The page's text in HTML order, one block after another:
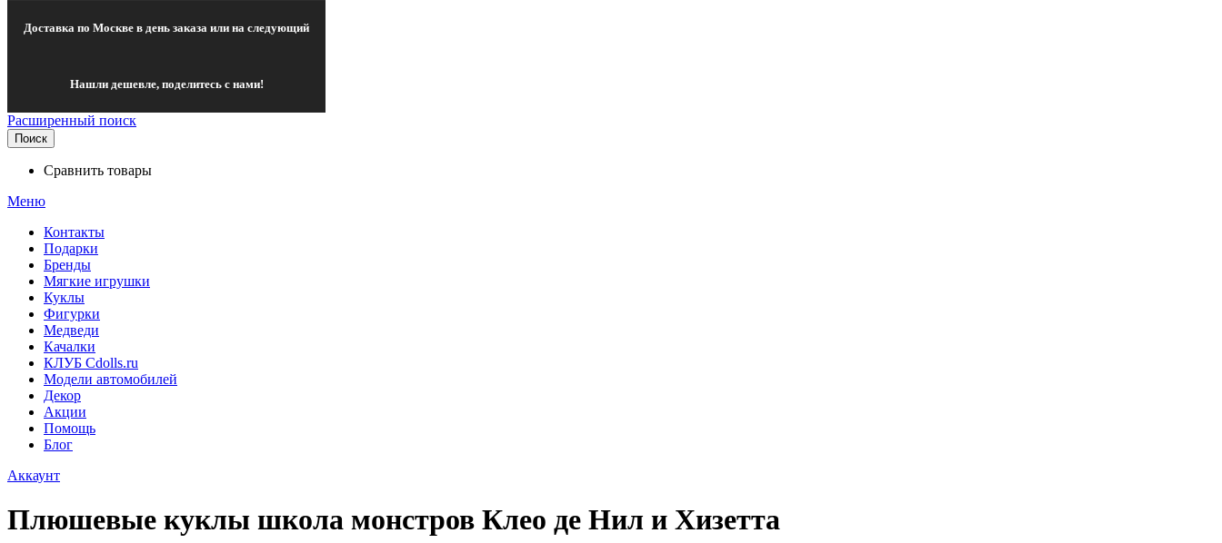
Доставка по Москве в день заказа или на следующий
Нашли дешевле, поделитесь с нами!
Расширенный поиск
Поиск
Сравнить товары
Меню
Контакты
Подарки
Бренды
Мягкие игрушки
Куклы
Фигурки
Медведи
Качалки
КЛУБ Cdolls.ru
Модели автомобилей
Декор
Акции
Помощь
Блог
Аккаунт
Плюшевые куклы школа монстров Клео де Нил и Хизетта